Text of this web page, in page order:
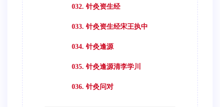
032. 针灸资生经
033. 针灸资生经宋王执中
034. 针灸逢源
035. 针灸逢源清李学川
036. 针灸问对